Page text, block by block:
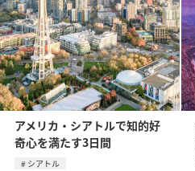
アメリカ・シアトルで知的好
奇心を満たす3日間
シアトル